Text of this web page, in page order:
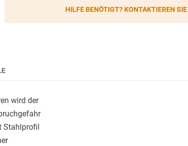
HILFE BENÖTIGT? KONTAKTIEREN SIE
wird der
Stahlprofil